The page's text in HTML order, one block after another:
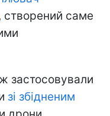
, створений саме
застосовували
зі збідненим